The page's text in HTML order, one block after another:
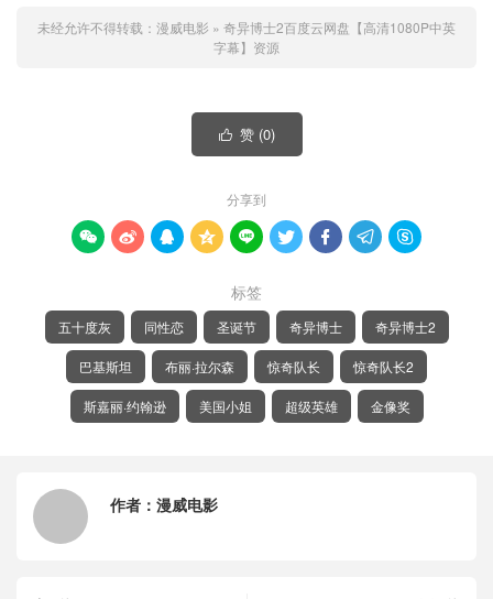
未经允许不得转载： 漫威电影 » 奇异博士2百度云网盘【高清1080P中英
字幕】资源
 赞 (0)
分享到
        
标签
五十度灰 同性恋 圣诞节 奇异博士 奇异博士2
巴基斯坦 布丽·拉尔森 惊奇队长 惊奇队长2
斯嘉丽·约翰逊 美国小姐 超级英雄 金像奖
作者： 漫威电影